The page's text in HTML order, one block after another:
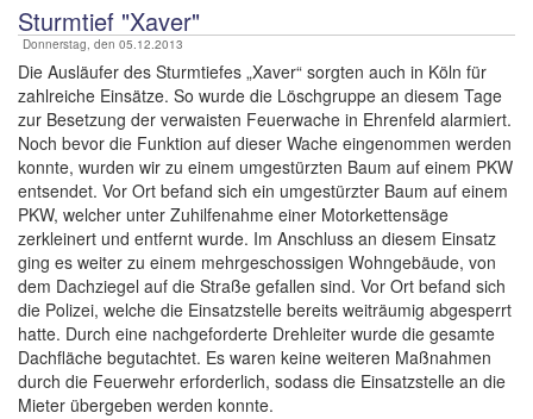
Sturmtief "Xaver"
Donnerstag, den 05.12.2013
Die Ausläufer des Sturmtiefes „Xaver“ sorgten auch in Köln für
zahlreiche Einsätze. So wurde die Löschgruppe an diesem Tage
zur Besetzung der verwaisten Feuerwache in Ehrenfeld alarmiert.
Noch bevor die Funktion auf dieser Wache eingenommen werden
konnte, wurden wir zu einem umgestürzten Baum auf einem PKW
entsendet. Vor Ort befand sich ein umgestürzter Baum auf einem
PKW, welcher unter Zuhilfenahme einer Motorkettensäge
zerkleinert und entfernt wurde. Im Anschluss an diesem Einsatz
ging es weiter zu einem mehrgeschossigen Wohngebäude, von
dem Dachziegel auf die Straße gefallen sind. Vor Ort befand sich
die Polizei, welche die Einsatzstelle bereits weiträumig abgesperrt
hatte. Durch eine nachgeforderte Drehleiter wurde die gesamte
Dachfläche begutachtet. Es waren keine weiteren Maßnahmen
durch die Feuerwehr erforderlich, sodass die Einsatzstelle an die
Mieter übergeben werden konnte.